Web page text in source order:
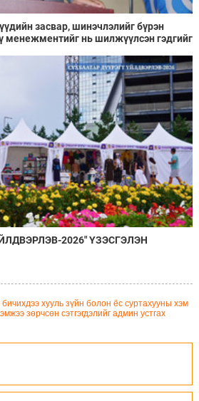
засвар, шинэчлэлийг бүрэн
менежментийг нь шилжүүлсэн гэдгийг
2026" ҮЗЭСГЭЛЭН
хууль зүйн болон ёс суртахууны хэм
зөрчсөн сэтгэгдэлийг админ устгах